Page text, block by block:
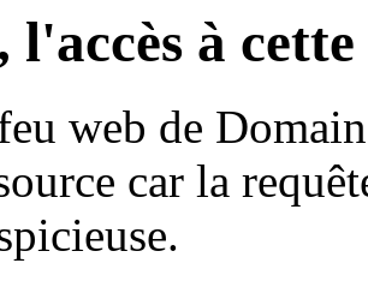
l'accès à
web de
car la